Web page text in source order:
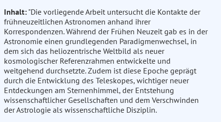
Inhalt: "Die vorliegende Arbeit untersucht die Kontakte der
frühneuzeitlichen Astronomen anhand ihrer
Korrespondenzen. Während der Frühen Neuzeit gab es in der
Astronomie einen grundlegenden Paradigmenwechsel, in
dem sich das heliozentrische Weltbild als neuer
kosmologischer Referenzrahmen entwickelte und
weitgehend durchsetzte. Zudem ist diese Epoche geprägt
durch die Entwicklung des Teleskopes, wichtiger neuer
Entdeckungen am Sternenhimmel, der Entstehung
wissenschaftlicher Gesellschaften und dem Verschwinden
der Astrologie als wissenschaftliche Disziplin.